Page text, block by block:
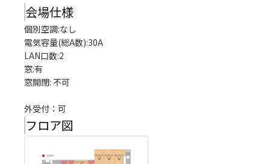
会場仕様
個別空調:なし
電気容量(総A数):30A
LAN口数:2
窓:有
窓開閉: 不可
外受付：可
フロア図